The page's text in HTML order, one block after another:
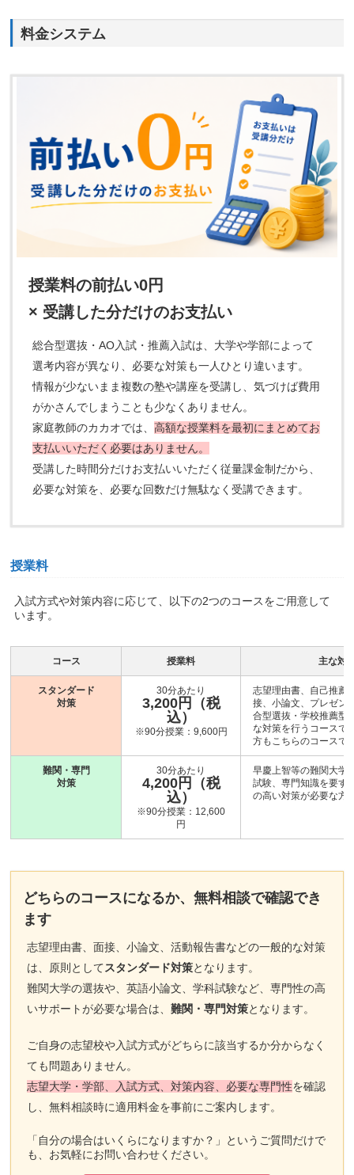
料金システム
授業料の前払い0円
× 受講した分だけのお支払い
総合型選抜・AO入試・推薦入試は、大学や学部によって
選考内容が異なり、必要な対策も一人ひとり違います。
情報が少ないまま複数の塾や講座を受講し、気づけば費用
がかさんでしまうことも少なくありません。
家庭教師のカカオでは、高額な授業料を最初にまとめてお
支払いいただく必要はありません。
受講した時間分だけお支払いいただく従量課金制だから、
必要な対策を、必要な回数だけ無駄なく受講できます。
授業料
入試方式や対策内容に応じて、以下の2つのコースをご用意して
います。
コース 授業料 主な対
スタンダード
対策
30分あたり
3,200円（税
込）
※90分授業：9,600円
志望理由書、自己推薦
接、小論文、プレゼン
合型選抜・学校推薦型
な対策を行うコースで
方もこちらのコースで
難関・専門
対策
30分あたり
4,200円（税
込）
※90分授業：12,600
円
早慶上智等の難関大学
試験、専門知識を要す
の高い対策が必要な方
どちらのコースになるか、無料相談で確認でき
ます
志望理由書、面接、小論文、活動報告書などの一般的な対策
は、原則としてスタンダード対策となります。
難関大学の選抜や、英語小論文、学科試験など、専門性の高
いサポートが必要な場合は、難関・専門対策となります。
ご自身の志望校や入試方式がどちらに該当するか分からなく
ても問題ありません。
志望大学・学部、入試方式、対策内容、必要な専門性を確認
し、無料相談時に適用料金を事前にご案内します。
「自分の場合はいくらになりますか？」というご質問だけで
も、お気軽にお問い合わせください。